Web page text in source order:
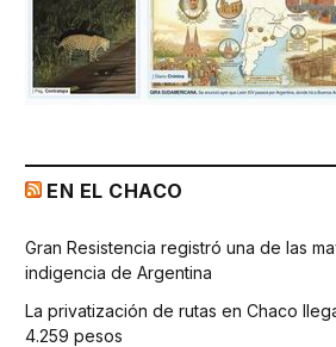
EN EL CHACO
Gran Resistencia registró una de las
indigencia de Argentina
La privatización de rutas en Chaco
4.259 pesos